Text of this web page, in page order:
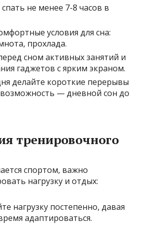
не менее 7-8 часов в
условия для сна:
прохлада.
сном активных занятий и
гаджетов с ярким экраном.
делайте короткие перерывы
возможность — дневной сон до
тренировочного
спортом, важно
нагрузку и отдых:
нагрузку постепенно, давая
адаптироваться.